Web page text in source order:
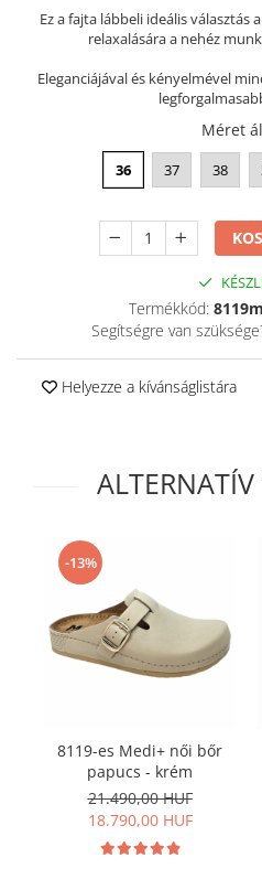
GYEREK SZANDÁL ÉS PAPUCS
TÉLI GYAPJÚ PAPUCSOK - női és
KIVEHETŐ TALPBETÉTES
BÜTYKÖS LÁBRA VALÓ PAPUCS
MUNKAVÉDELMI
rendelkező termék
Ez a fajta lábbeli ideális választás
relaxalására a nehéz
Eleganciájával és kényelmével
Méret
36 37 38
Termékkód:
Segítségre van
Helyezze a kívánságlistára
ALTERNATÍV
-13%
8119-es Medi+ női bőr
papucs - krém
21.490,00 HUF
18.790,00 HUF